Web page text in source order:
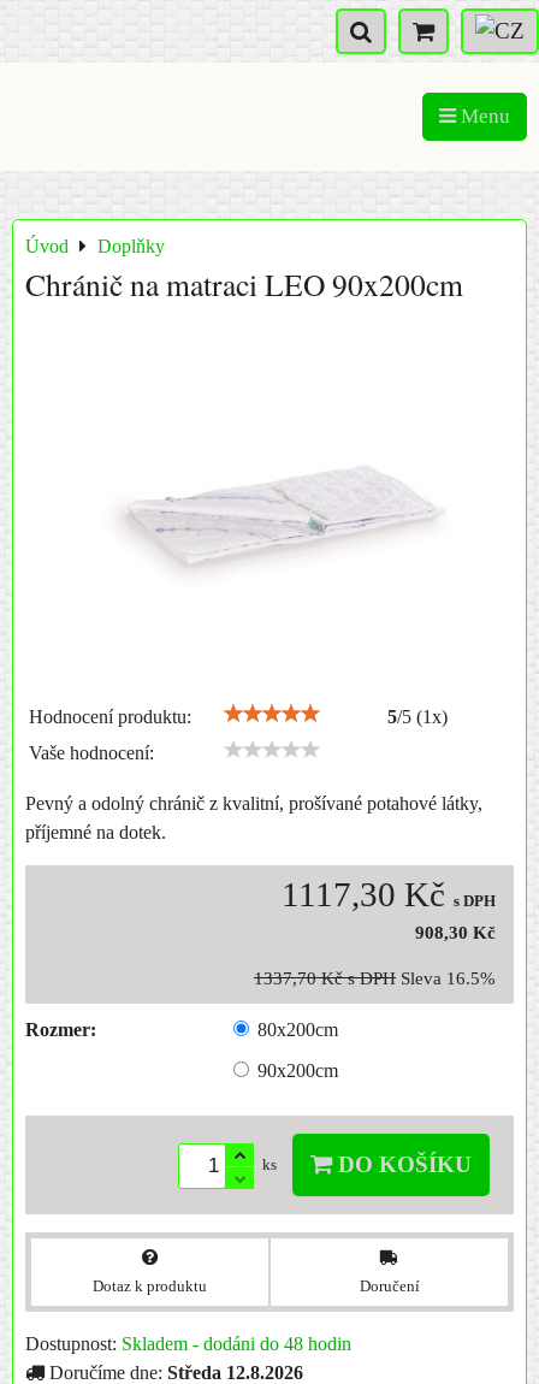
Menu
Úvod Doplňky
Chránič na matraci LEO 90x200cm
Hodnocení produktu: 5/5 (1x)
Vaše hodnocení:
Pevný a odolný chránič z kvalitní, prošívané potahové látky,
příjemné na dotek.
1117,30 Kč s DPH
908,30 Kč
1337,70 Kč s DPH Sleva 16.5%
Rozmer:
80x200cm
90x200cm
ks DO KOŠÍKU
Dotaz k produktu Doručení
Dostupnost: Skladem - dodáni do 48 hodin
Doručíme dne: Středa 12.8.2026